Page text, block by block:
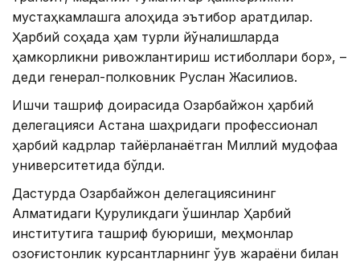
мустаҳкамлашга алоҳида эътибор қаратдилар.
Ҳарбий соҳада ҳам турли йўналишларда
ҳамкорликни ривожлантириш истиқболлари бор», –
деди генерал-полковник Руслан Жақсилиқов.
Ишчи ташриф доирасида Озарбайжон ҳарбий
делегацияси Астана шаҳридаги профессионал
ҳарбий кадрлар тайёрланаётган Миллий мудофаа
университетида бўлди.
Дастурда Озарбайжон делегациясининг
Алматидаги Қуруқликдаги қўшинлар Ҳарбий
институтига ташриф буюриши, меҳмонлар
қозоғистонлик курсантларнинг ўқув жараёни билан